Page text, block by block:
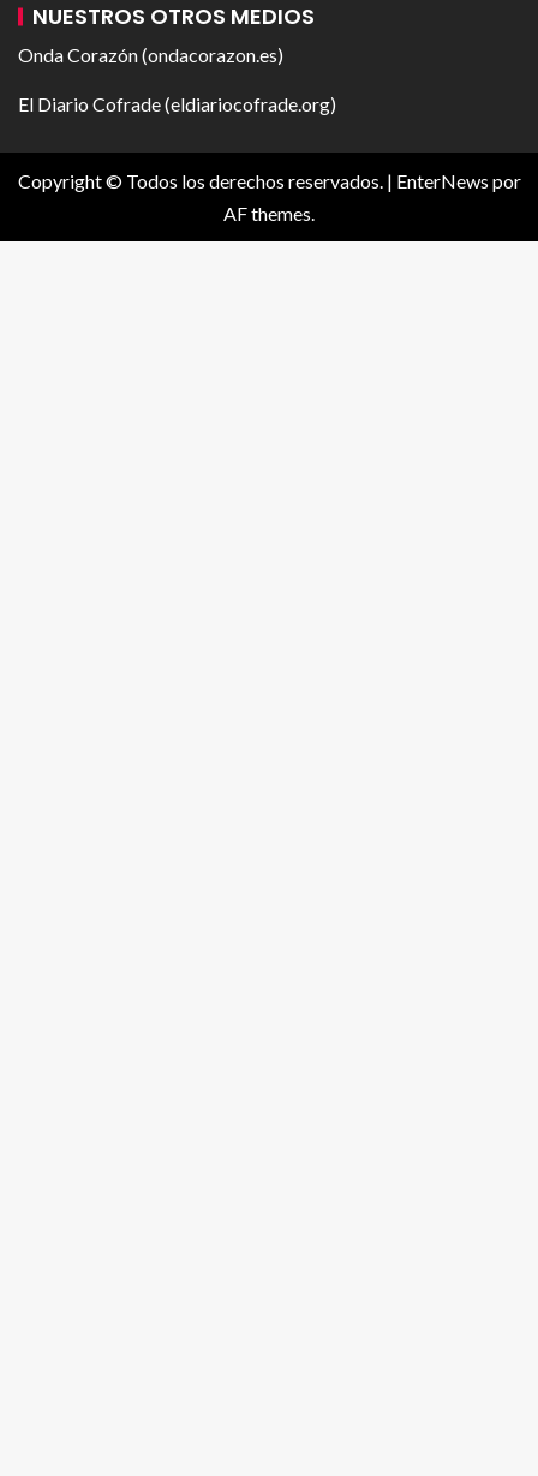
NUESTROS OTROS MEDIOS
Onda Corazón (ondacorazon.es)
El Diario Cofrade (eldiariocofrade.org)
Copyright © Todos los derechos reservados. | EnterNews por
AF themes.